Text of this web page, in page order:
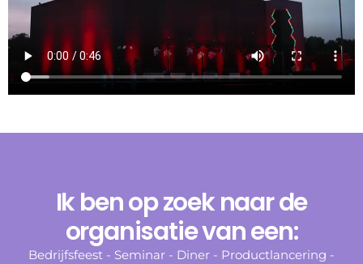
Ik ben op zoek naar de
organisatie van een:
Bedrijfsfeest - Seminar - Diner - Productlancering -